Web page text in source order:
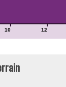
10 12